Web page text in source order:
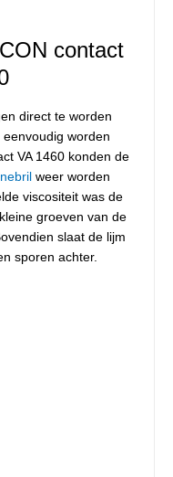
contact
direct te worden
worden
VA 1460 konden de
weer worden
viscositeit was de
groeven van de
slaat de lijm
sporen achter.